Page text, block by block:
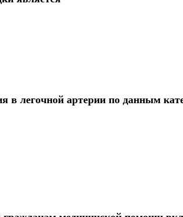
в легочной артерии по данным